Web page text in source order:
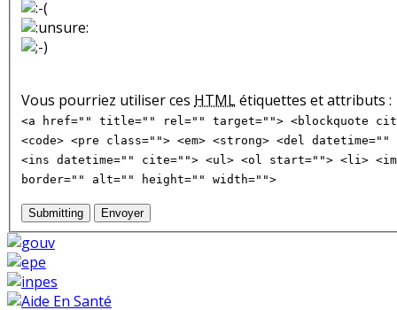
Vous pourriez utiliser ces HTMLétiquettes et attributs :
<a href="" title="" rel="" target=""> <blockquote
<code> <pre class=""> <em> <strong> <del
<ins datetime="" cite=""> <ul> <ol start=""> <li>
border="" alt="" height="" width="">
Submitting Envoyer